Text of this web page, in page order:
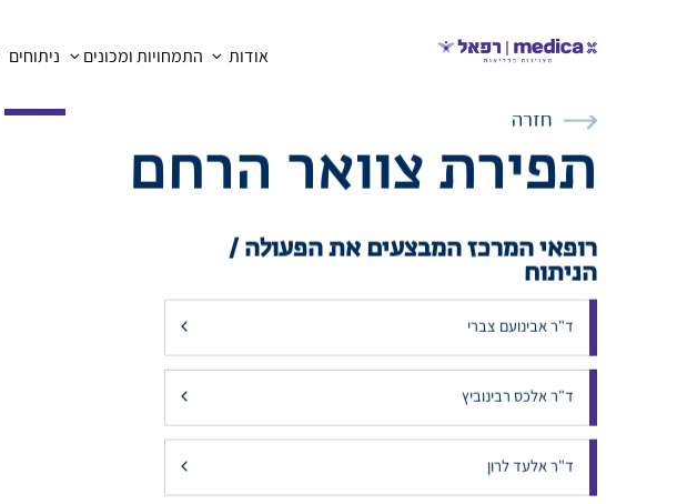
אודות התמחויות ומכונים ניתוחים
תפירת צוואר הרחם
רופאי המרכז המבצעים את הפעולה /
הניתוח
ד"ר אבינועם צברי
ד"ר אלכס רבינוביץ
ד"ר אלעד לרון